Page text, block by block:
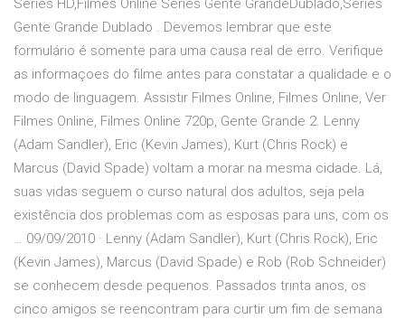
Series HD,Filmes Online Series Gente GrandeDublado,Series
Gente Grande Dublado . Devemos lembrar que este
formulário é somente para uma causa real de erro. Verifique
as informaçoes do filme antes para constatar a qualidade e o
modo de linguagem. Assistir Filmes Online, Filmes Online, Ver
Filmes Online, Filmes Online 720p, Gente Grande 2. Lenny
(Adam Sandler), Eric (Kevin James), Kurt (Chris Rock) e
Marcus (David Spade) voltam a morar na mesma cidade. Lá,
suas vidas seguem o curso natural dos adultos, seja pela
existência dos problemas com as esposas para uns, com os
… 09/09/2010 · Lenny (Adam Sandler), Kurt (Chris Rock), Eric
(Kevin James), Marcus (David Spade) e Rob (Rob Schneider)
se conhecem desde pequenos. Passados trinta anos, os
cinco amigos se reencontram para curtir um fim de semana